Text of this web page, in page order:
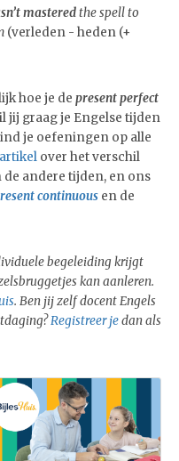
masteredthe spell to
(verleden - heden (+
hoe je de present perfect
jij graag je Engelse tijden
je oefeningen op alle
over het verschil
de andere tijden, en ons
continuous en de
begeleiding krijgt
kan aanleren.
. Ben jij zelf docent Engels
Registreer jedan als